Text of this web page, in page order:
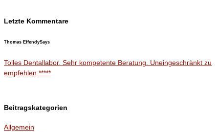
Letzte Kommentare
Thomas EffendySays
Tolles Dentallabor. Sehr kompetente Beratung. Uneingeschränkt zu
empfehlen *****
Beitragskategorien
Allgemein